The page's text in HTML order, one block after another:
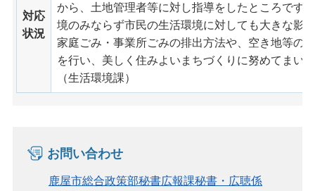
対応
状況
から、土地管理者等に対し指導をしたところです
境のみならず市民の生活環境に対しても大きな影
家庭ごみ・事業所ごみの排出方法や、空き地等の
を行い、美しく住みよいまちづくりに努めてまい
（生活環境課）
お問い合わせ
鹿屋市総合政策部秘書広報課秘書・広聴係